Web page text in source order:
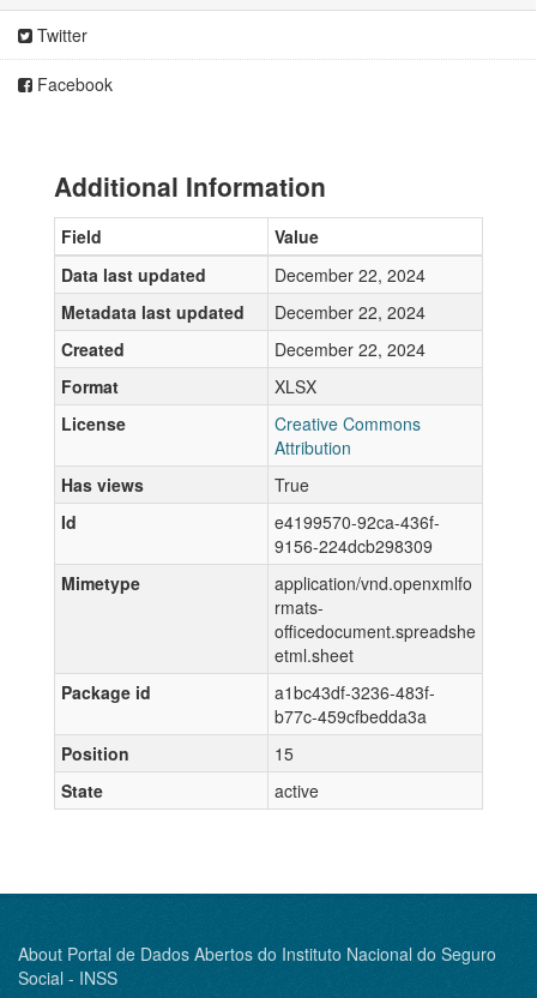
Twitter
Facebook
Additional Information
Field
Value
Data last updated
December 22, 2024
Metadata last updated
December 22, 2024
Created
December 22, 2024
Format
XLSX
License
Creative Commons
Attribution
Has views
True
Id
e4199570-92ca-436f-
9156-224dcb298309
Mimetype
application/vnd.openxmlfo
rmats-
officedocument.spreadshe
etml.sheet
Package id
a1bc43df-3236-483f-
b77c-459cfbedda3a
Position
15
State
active
About Portal de Dados Abertos do Instituto Nacional do Seguro
Social - INSS